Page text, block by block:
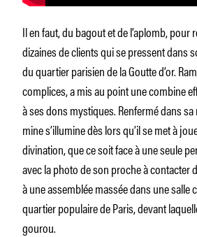
Il en faut, du bagout et de l’aplomb,
dizaines de clients qui se pressent dans
du quartier parisien de la Goutte d’or.
complices, a mis au point une combine
à ses dons mystiques. Renfermé dans
mine s’illumine dès lors qu’il se met à
divination, que ce soit face à une seule
avec la photo de son proche à contacter
à une assemblée massée dans une salle
quartier populaire de Paris, devant
gourou.